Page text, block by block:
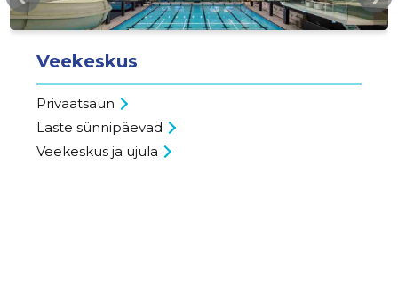
Veekeskus
Privaatsaun
Laste sünnipäevad
Veekeskus ja ujula